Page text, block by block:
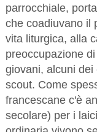
parrocchiale,
che coadiuvano il
vita liturgica, alla
preoccupazione
giovani, alcuni
scout. Come
francescane c'è
secolare) per i